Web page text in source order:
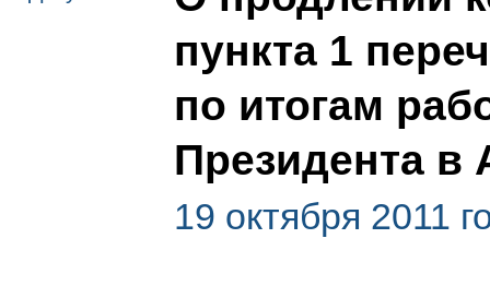
пункта 1
по итогам
Президента в
19 октября 2011